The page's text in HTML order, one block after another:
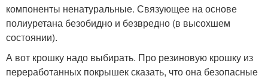
компоненты ненатуральные. Связующее на основе
полиуретана безобидно и безвредно (в высохшем
состоянии).
А вот крошку надо выбирать. Про резиновую крошку из
переработанных покрышек сказать, что она безопасные